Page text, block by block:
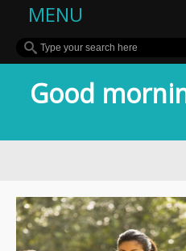
MENU
Good